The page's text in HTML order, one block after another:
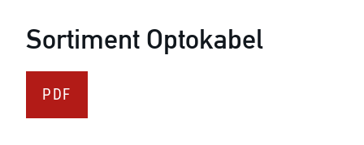
Sortiment Optokabel
PDF